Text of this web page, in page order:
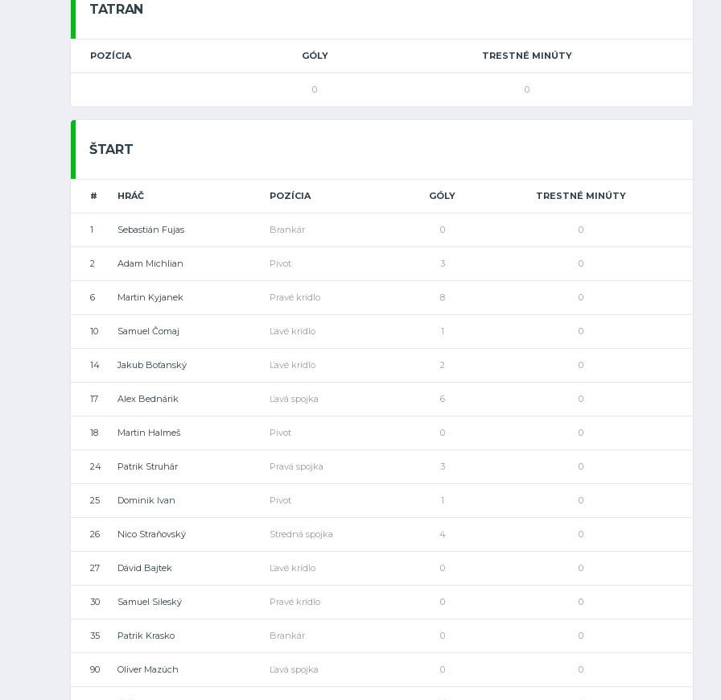
TATRAN
POZÍCIA GÓLY TRESTNÉ MINÚTY
0 0
ŠTART
# HRÁČ POZÍCIA GÓLY TRESTNÉ MINÚTY
1 Sebastián Fujas Brankár 0 0
2 Adam Michlian Pivot 3 0
6 Martin Kyjanek Pravé krídlo 8 0
10 Samuel Čomaj Ľavé krídlo 1 0
14 Jakub Boťanský Ľavé krídlo 2 0
17 Alex Bednárik Ľavá spojka 6 0
18 Martin Halmeš Pivot 0 0
24 Patrik Struhár Pravá spojka 3 0
25 Dominik Ivan Pivot 1 0
26 Nico Straňovský Stredná spojka 4 0
27 Dávid Bajtek Ľavé krídlo 0 0
30 Samuel Sileský Pravé krídlo 0 0
35 Patrik Krasko Brankár 0 0
90 Oliver Mazúch Ľavá spojka 0 0